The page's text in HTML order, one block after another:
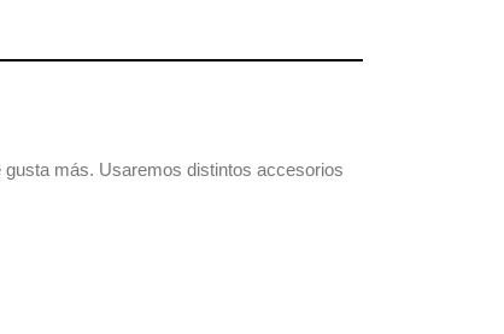
más. Usaremos distintos accesorios